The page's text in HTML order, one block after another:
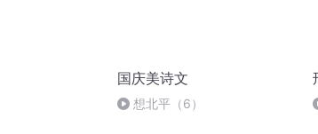
国庆美诗文
想北平（6）